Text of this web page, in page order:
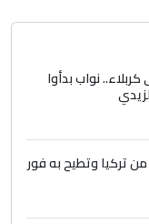
نواب بدأوا
من تركيا وتطيح به فور